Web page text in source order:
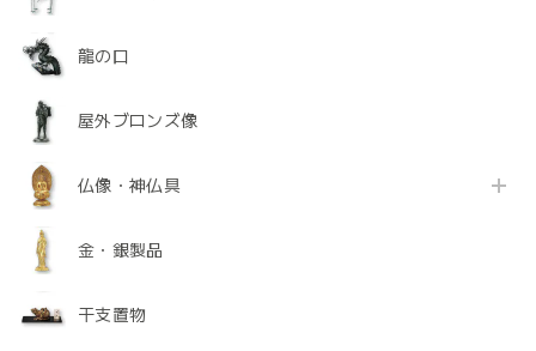
龍の口
屋外ブロンズ像
仏像・神仏具
金・銀製品
干支置物